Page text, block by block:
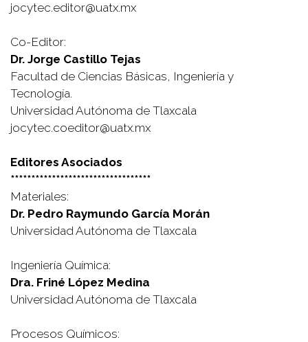
jocytec.editor@uatx.mx
Co-Editor:
Dr. Jorge Castillo Tejas
Facultad de Ciencias Básicas, Ingeniería y
Tecnología.
Universidad Autónoma de Tlaxcala
jocytec.coeditor@uatx.mx
Editores Asociados
**********************************
Materiales:
Dr. Pedro Raymundo García Morán
Universidad Autónoma de Tlaxcala
Ingeniería Química:
Dra. Friné López Medina
Universidad Autónoma de Tlaxcala
Procesos Químicos: